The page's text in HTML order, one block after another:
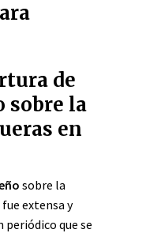
de
sobre la
en
sobre la
extensa y
periódico que se